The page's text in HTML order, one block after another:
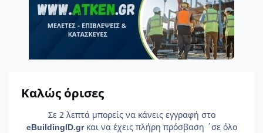
Καλώς όρισες
Σε 2 λεπτά μπορείς να κάνεις εγγραφή στο
eBuildingID.gr και να έχεις πλήρη πρόσβαση ΄σε όλο